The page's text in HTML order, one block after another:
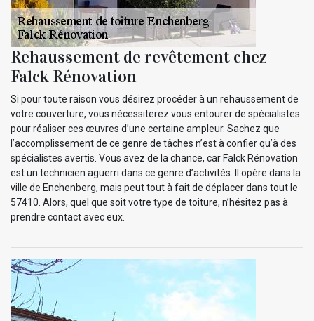
Rehaussement de revêtement chez
Falck Rénovation
Si pour toute raison vous désirez procéder à un rehaussement de
votre couverture, vous nécessiterez vous entourer de spécialistes
pour réaliser ces œuvres d’une certaine ampleur. Sachez que
l’accomplissement de ce genre de tâches n’est à confier qu’à des
spécialistes avertis. Vous avez de la chance, car Falck Rénovation
est un technicien aguerri dans ce genre d’activités. Il opère dans la
ville de Enchenberg, mais peut tout à fait de déplacer dans tout le
57410. Alors, quel que soit votre type de toiture, n’hésitez pas à
prendre contact avec eux.